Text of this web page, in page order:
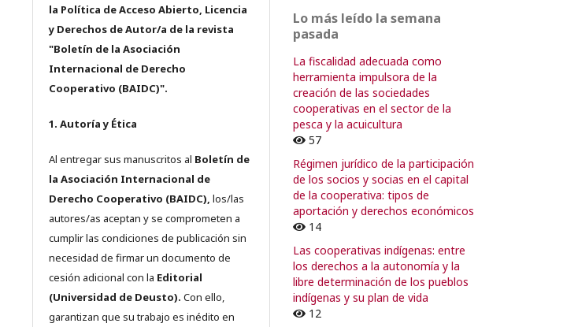
la Política de Acceso Abierto, Licencia
y Derechos de Autor/a de la revista
"Boletín de la Asociación
Internacional de Derecho
Cooperativo (BAIDC)".
1. Autoría y Ética
Al entregar sus manuscritos al Boletín de
la Asociación Internacional de
Derecho Cooperativo (BAIDC), los/las
autores/as aceptan y se comprometen a
cumplir las condiciones de publicación sin
necesidad de firmar un documento de
cesión adicional con la Editorial
(Universidad de Deusto). Con ello,
garantizan que su trabajo es inédito en
Lo más leído la semana
pasada
La fiscalidad adecuada como
herramienta impulsora de la
creación de las sociedades
cooperativas en el sector de la
pesca y la acuicultura
57
Régimen jurídico de la participación
de los socios y socias en el capital
de la cooperativa: tipos de
aportación y derechos económicos
14
Las cooperativas indígenas: entre
los derechos a la autonomía y la
libre determinación de los pueblos
indígenas y su plan de vida
12